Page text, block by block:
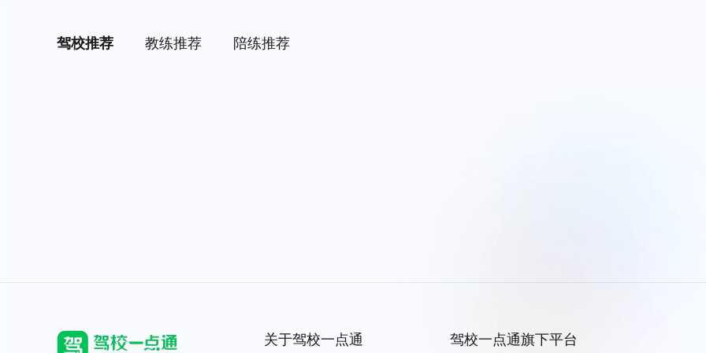
驾校推荐 教练推荐 陪练推荐
关于驾校一点通 驾校一点通旗下平台